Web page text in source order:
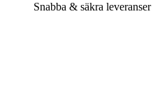
Snabba & säkra leveranser